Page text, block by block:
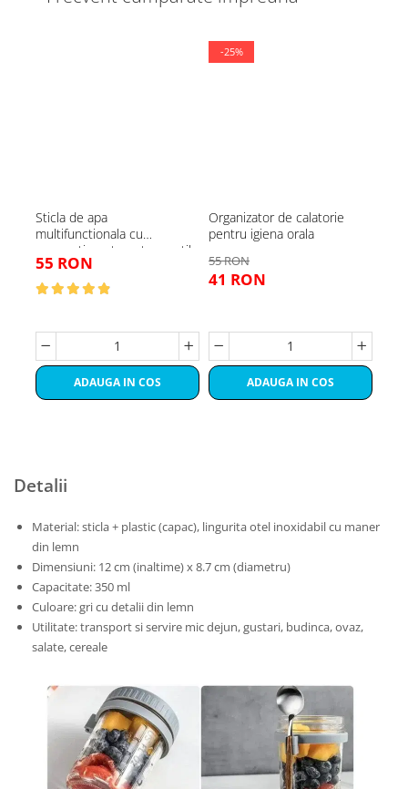
Sticla de apa
multifunctionala cu
compartiment pentru pastile
55 RON
ADAUGA IN COS
-25%
Organizator de calatorie
pentru igiena orala
55 RON
41 RON
ADAUGA IN COS
Detalii
Material: sticla + plastic (capac), lingurita otel inoxidabil cu maner
din lemn
Dimensiuni: 12 cm (inaltime) x 8.7 cm (diametru)
Capacitate: 350 ml
Culoare: gri cu detalii din lemn
Utilitate: transport si servire mic dejun, gustari, budinca, ovaz,
salate, cereale